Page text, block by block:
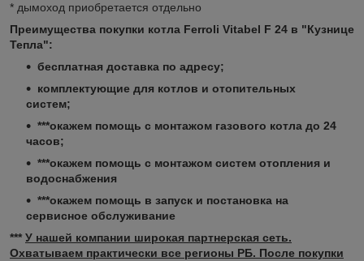
* дымоход приобретается отдельно
Преимущества покупки котла Ferroli Vitabel F 24 в "Кузнице
Тепла":
бесплатная доставка по адресу;
комплектующие для котлов и отопительных
систем;
***окажем помощь с монтажом газового котла до 24
часов;
***окажем помощь с монтажом систем отопления и
водоснабжения
***окажем помощь в запуск и постановка на
сервисное обслуживание
*** У нашей компании широкая партнерская сеть.
Охватываем практически все регионы РБ. После покупки